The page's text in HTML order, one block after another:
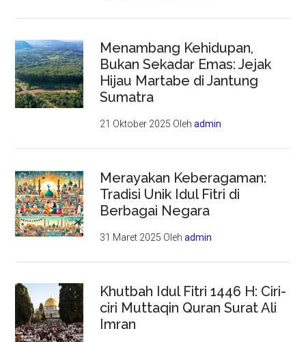
Menambang Kehidupan,
Bukan Sekadar Emas: Jejak
Hijau Martabe di Jantung
Sumatra
21 Oktober 2025 Olehadmin
Merayakan Keberagaman:
Tradisi Unik Idul Fitri di
Berbagai Negara
31 Maret 2025 Olehadmin
Khutbah Idul Fitri 1446 H: Ciri-
ciri Muttaqin Quran Surat Ali
Imran